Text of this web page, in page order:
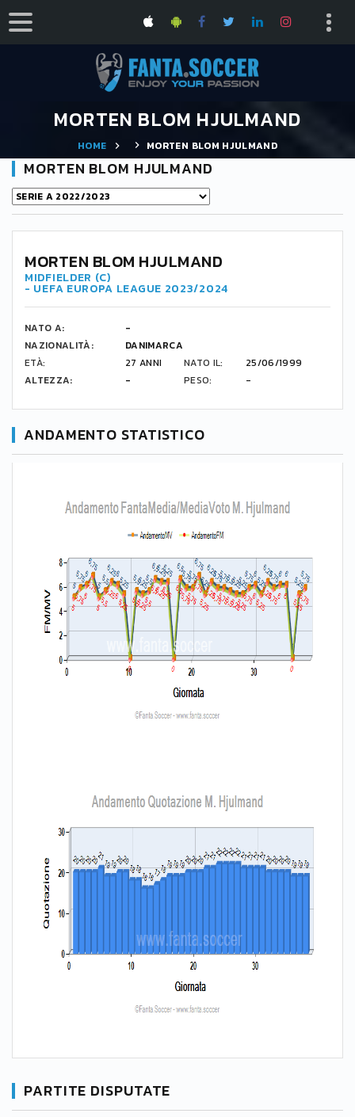
MORTEN BLOM HJULMAND
HOME MORTEN BLOM HJULMAND
MORTEN BLOM HJULMAND
42
MORTEN BLOM HJULMAND
MIDFIELDER (C)
- UEFA EUROPA LEAGUE 2023/2024
NATO A:
-
NAZIONALITÀ:
DANIMARCA
ETÀ:
27 ANNI NATO IL:
25/06/1999
ALTEZZA:
- PESO: -
ANDAMENTO STATISTICO
PARTITE DISPUTATE